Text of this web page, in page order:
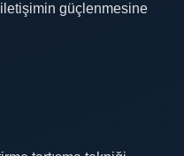
güçlenmesine